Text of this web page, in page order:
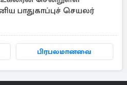
பாதுகாப்புச் செயலர்
பிரபலமானவை